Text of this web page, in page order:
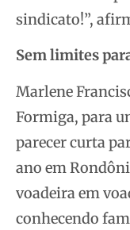
sindicato!”,
Sem limites
Marlene
Formiga, para
parecer curta
ano em
voadeira em
conhecendo